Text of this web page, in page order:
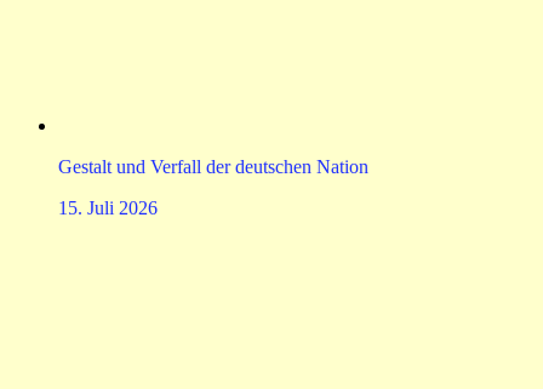
Gestalt und Verfall der deutschen Nation
15. Juli 2026